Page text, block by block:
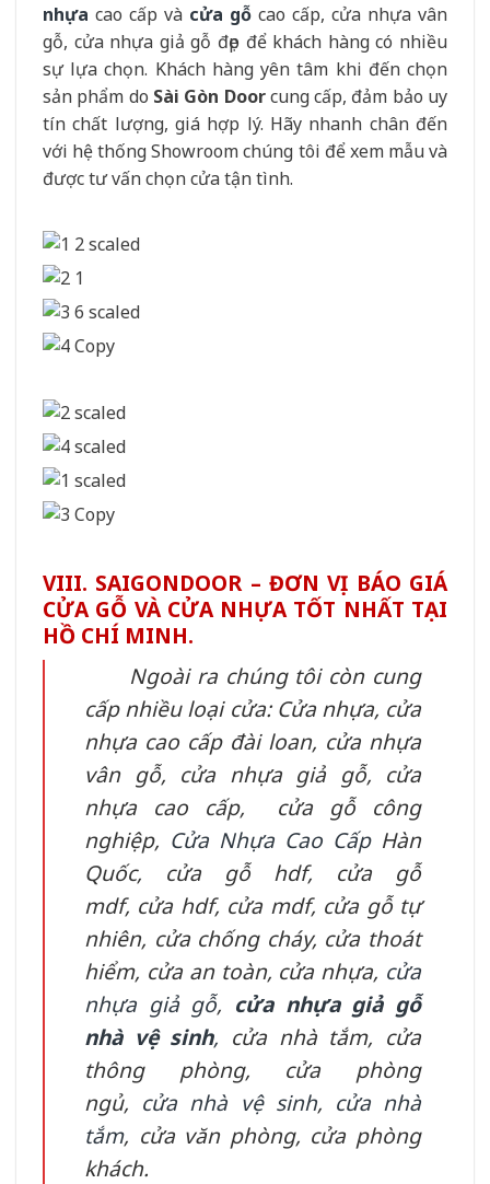
nhựa cao cấp và cửa gỗ cao cấp, cửa nhựa vân
gỗ, cửa nhựa giả gỗ đẹp để khách hàng có nhiều
sự lựa chọn. Khách hàng yên tâm khi đến chọn
sản phẩm do Sài Gòn Doorcung cấp, đảm bảo uy
tín chất lượng, giá hợp lý. Hãy nhanh chân đến
với hệ thống Showroom chúng tôi để xem mẫu và
được tư vấn chọn cửa tận tình.
VIII. SAIGONDOOR – ĐƠN VỊ BÁO GIÁ
CỬA GỖ VÀ CỬA NHỰA TỐT NHẤT TẠI
HỒ CHÍ MINH.
Ngoài ra chúng tôi còn cung
cấp nhiều loại cửa: Cửa nhựa, cửa
nhựa cao cấp đài loan, cửa nhựa
vân gỗ, cửa nhựa giả gỗ, cửa
nhựa cao cấp, cửa gỗ công
nghiệp, Cửa Nhựa Cao CấpHàn
Quốc, cửa gỗ hdf, cửa gỗ
mdf, cửa hdf, cửa mdf, cửa gỗ tự
nhiên, cửa chống cháy, cửa thoát
hiểm, cửa an toàn, cửa nhựa, cửa
nhựa giả gỗ, cửa nhựa giả gỗ
nhà vệ sinh, cửa nhà tắm, cửa
thông phòng, cửa phòng
ngủ, cửa nhà vệ sinh, cửa nhà
tắm, cửa văn phòng, cửa phòng
khách.